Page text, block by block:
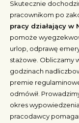
Skutecznie
pracownikom po
pracy działający w
pomoże
urlop, odprawę
stażowe. Obliczamy
godzinach
premie
odmówił.
okres
pracodawcy